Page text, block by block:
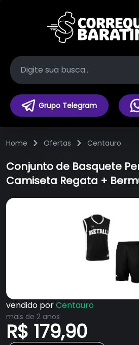
Grupo Telegram
Home Ofertas Centauro
Conjunto de Basquete
Camiseta Regata +
vendido porCentauro
mais de 2 anos
R$ 179,90